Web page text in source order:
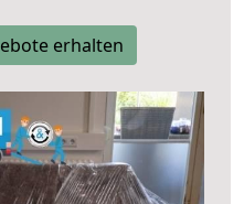
erhalten